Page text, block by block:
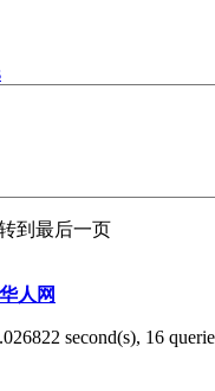
到最后一页
人网
second(s), 16